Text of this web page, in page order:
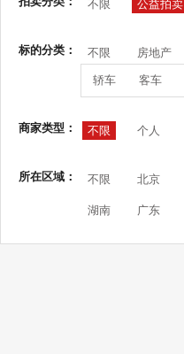
不限 公益拍卖
标的分类： 不限 房地产
轿车 客车
商家类型： 不限 个人
所在区域： 不限 北京
湖南 广东